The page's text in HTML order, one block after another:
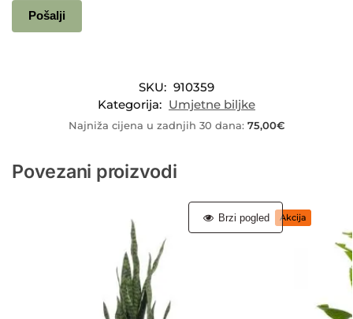
SKU: 910359
Kategorija: Umjetne biljke
Najniža cijena u zadnjih 30 dana: 75,00€
Povezani proizvodi
Brzi pogled Akcija